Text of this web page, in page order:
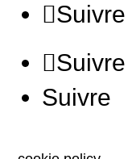
Suivre
Suivre
Suivre